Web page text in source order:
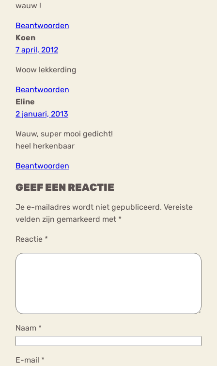
wauw !
Beantwoorden
Koen
7 april, 2012
Woow lekkerding
Beantwoorden
Eline
2 januari, 2013
Wauw, super mooi gedicht!
heel herkenbaar
Beantwoorden
GEEF EEN REACTIE
Je e-mailadres wordt niet gepubliceerd. Vereiste
velden zijn gemarkeerd met *
Reactie *
Naam *
E-mail *